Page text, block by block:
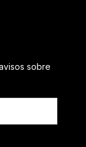
sobre